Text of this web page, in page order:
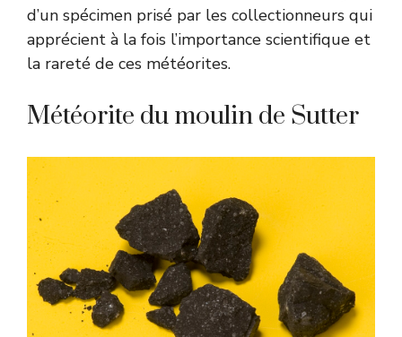
d’un spécimen prisé par les collectionneurs qui
apprécient à la fois l’importance scientifique et
la rareté de ces météorites.
Météorite du moulin de Sutter